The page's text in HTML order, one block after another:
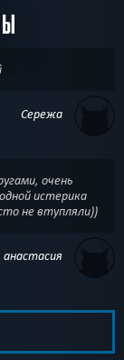
Сережа
очень
истерика
не втупляли))
анастасия